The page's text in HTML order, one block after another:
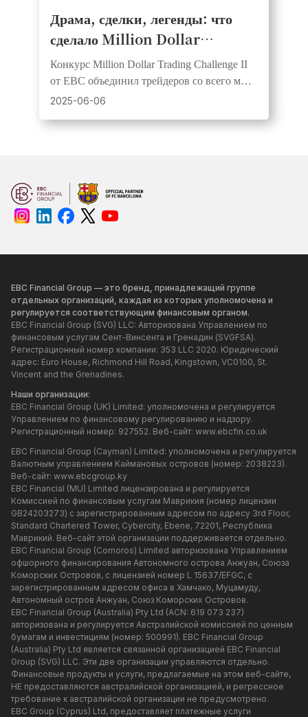
Драма, сделки, легенды: что
сделало Million Dollar
Trading Challenge II от EBC
незабываемым
Конкурс Million Dollar Trading Challenge II
от EBC объединил трейдеров со всего мира
в захватывающем состязании мастерства,
2025-06-06
EBC Financial Group — это бренд, принадлежащий группе
отдельных организаций, каждая из которых уполномочена и
регулируется соответствующим финансовым органом.
EBC Financial Group (SVG) LLC: Авторизована Управлением по
финансовым услугам Сент-Винсента и Гренадин (SVGFSA).
Регистрационный номер компании: 353 LLC 2020. Юридический
адрес: Euro House, Richmond Hill Road, Kingstown, VC0100, St.
Vincent and the Grenadines.
Наши организации:
EBC Financial Group (UK) Limited: уполномочена и регулируется
Управлением по финансовому регулированию и надзору.
Регистрационный номер: 927552. Веб-сайт: www.ebcfin.co.uk
EBC Financial Group (Cayman) Limited: уполномочена и регулируется
Валютным управлением Каймановых островов (номер: 2038223).
Веб-сайт: www.ebcgroup.ky
EBC Financial (MU) Limited лицензирована и регулируется
Комиссией по финансовым услугам Маврикия (номер лицензии
GB24203273) с зарегистрированным адресом по адресу 3rd Floor,
Standard Chartered Tower, Cybercity, Ebene, 72201, Республика
Маврикий. Веб-сайт этой организации поддерживается отдельно.
EBC Financial Group (Comoros) Limited авторизована Управлением
офшорного финансирования Автономного острова Анжуан, Союза
Коморских Островов, с лицензией номер L 15637/EFGC, с
зарегистрированным адресом офиса в Хамчако, Муцамуду,
Автономный остров Анжуан, Союз Коморских Островов.
EBC Financial Group (Australia) Pty Ltd (ACN: 619 073 237)
авторизована и регулируется Австралийской комиссией по ценным
бумагам и инвестициям (номер: 500991). EBC Financial Group
(Australia) Pty Ltd является связанной организацией EBC Financial
Group (SVG) LLC. Эти две организации управляются отдельно.
Финансовые продукты и услуги, предлагаемые на этом веб-сайте,
НЕ предоставляются австралийской организацией, и регрессное
требование к австралийской организации не предусмотрено.
EBC Group (Cyprus) Ltd, предоставляет платежные услуги